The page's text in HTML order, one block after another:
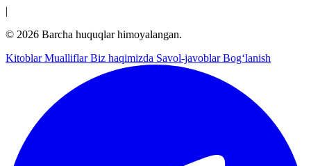
|
© 2026 Barcha huquqlar himoyalangan.
KitoblarMualliflarBiz haqimizda Savol-javoblarBog‘lanish